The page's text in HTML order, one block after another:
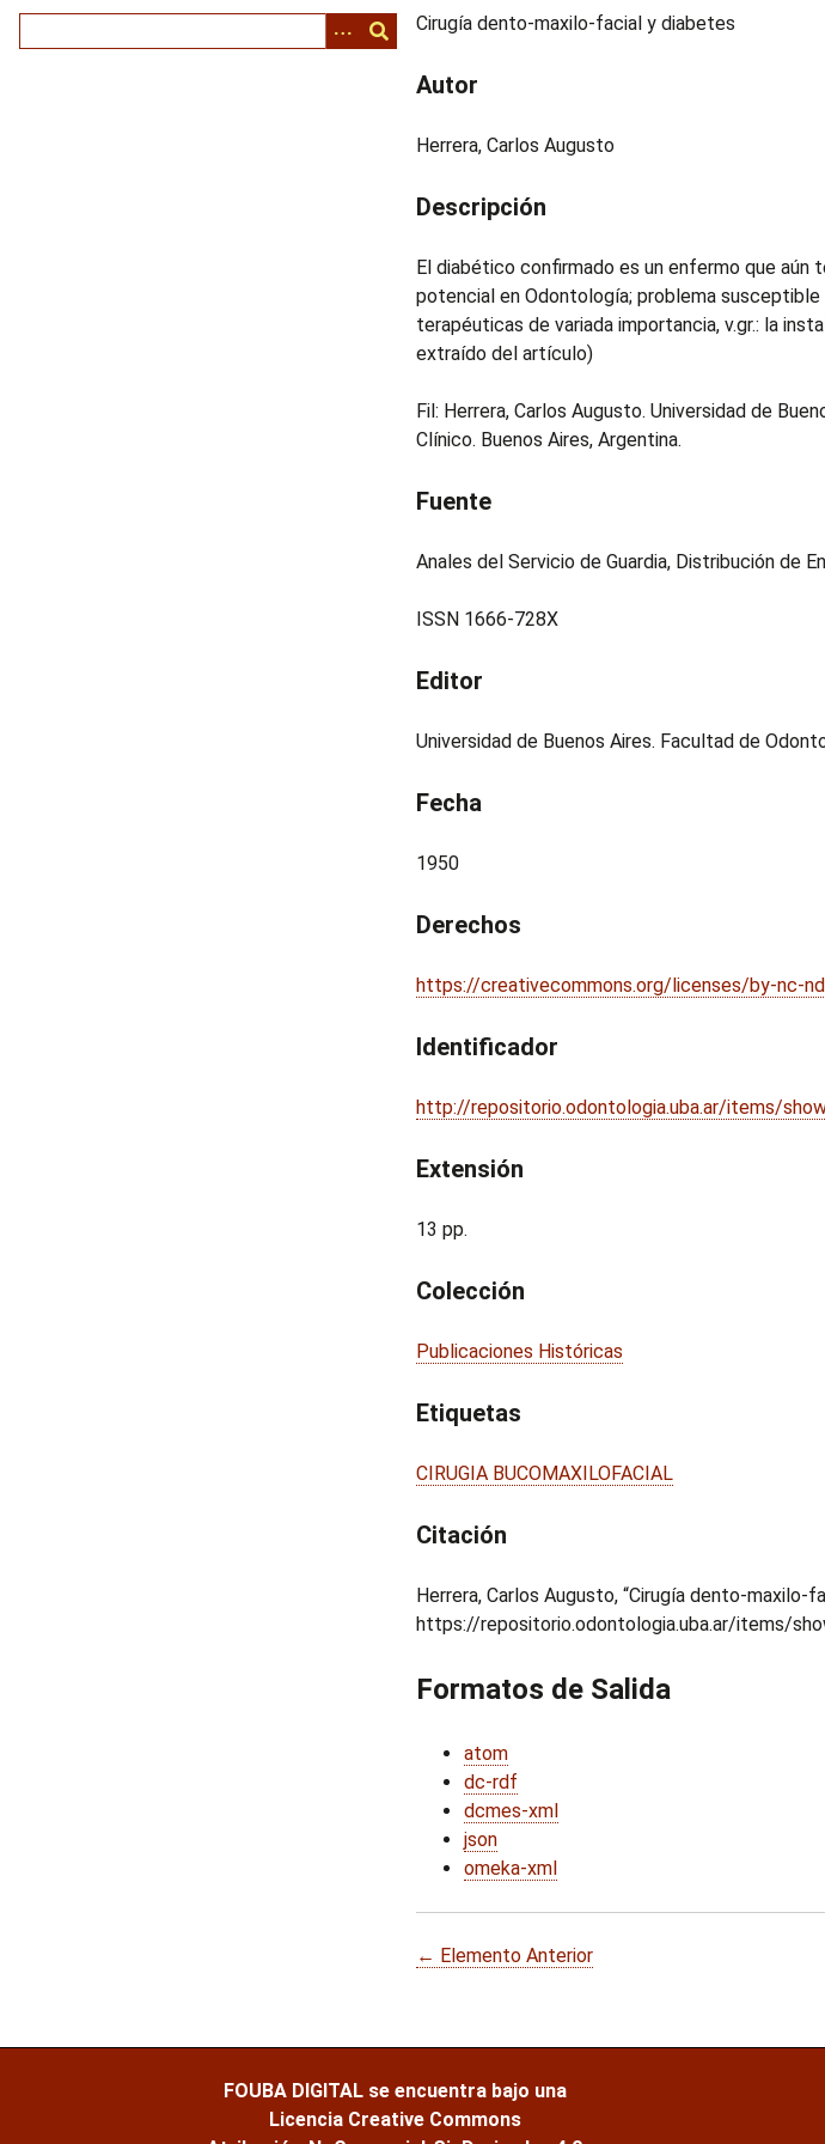
Cirugía dento-maxilo-facial y diabetes
Autor
Herrera, Carlos Augusto
Descripción
El diabético confirmado es un enfermo que aún
potencial en Odontología; problema
terapéuticas de variada importancia, v.gr.: la
extraído del artículo)
Fil: Herrera, Carlos Augusto. Universidad de
Clínico. Buenos Aires, Argentina.
Fuente
Anales del Servicio de Guardia, Distribución de
ISSN 1666-728X
Editor
Universidad de Buenos Aires. Facultad de
Fecha
1950
Derechos
https://creativecommons.org/licenses/by-nc-
Identificador
http://repositorio.odontologia.uba.ar/items/
Extensión
13 pp.
Colección
Publicaciones Históricas
Etiquetas
CIRUGIA BUCOMAXILOFACIAL
Citación
Herrera, Carlos Augusto, “Cirugía dento-maxilo-
https://repositorio.odontologia.uba.ar/items/
Formatos de Salida
atom
dc-rdf
dcmes-xml
json
omeka-xml
← Elemento Anterior
FOUBA DIGITAL se encuentra bajo una
Licencia Creative Commons